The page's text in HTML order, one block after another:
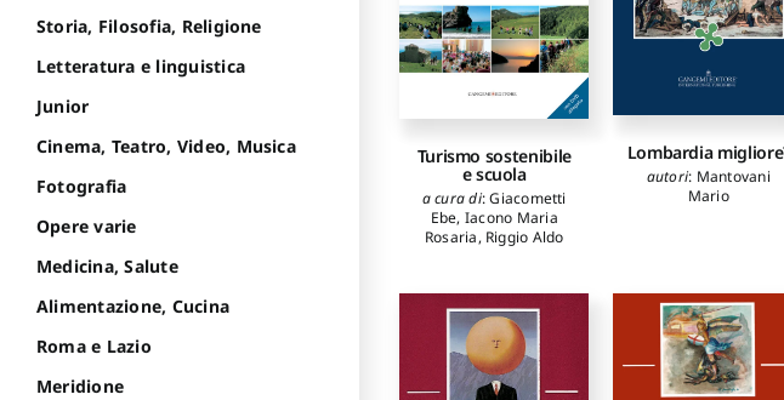
Turismo sostenibile
e scuola
a cura di:Giacometti
Ebe, Iacono Maria
Rosaria, Riggio Aldo
Lombardia
autori: Mantovani
Mario
Storia, Filosofia, Religione
Letteratura e linguistica
Junior
Cinema, Teatro, Video, Musica
Fotografia
Opere varie
Medicina, Salute
Alimentazione, Cucina
Roma e Lazio
Meridione